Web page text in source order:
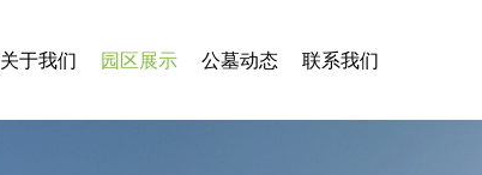
关于我们 园区展示 公墓动态 联系我们